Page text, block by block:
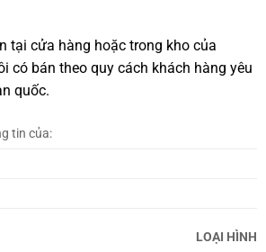
tại cửa hàng hoặc trong kho của
bán theo quy cách khách hàng yêu
quốc.
tin của:
LOẠI HÌNH